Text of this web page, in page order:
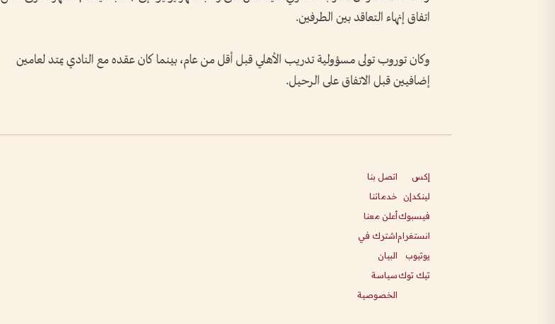
اتفاق إنهاء التعاقد بين الطرفين.
وكان توروب تولى مسؤولية تدريب الأهلي قبل أقل من عام، بينما كان عقده مع النادي يمتد لعامين
إضافيين قبل الاتفاق على الرحيل.
إكس
لينكدإن
فيسبوك
انستغرام
يوتيوب
تيك توك
اتصل بنا
خدماتنا
أعلن معنا
اشترك في
البيان
سياسة
الخصوصية